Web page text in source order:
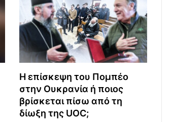
Η επίσκεψη του Πομπέο
στην Ουκρανία ή ποιος
βρίσκεται πίσω από τη
δίωξη της UOC;